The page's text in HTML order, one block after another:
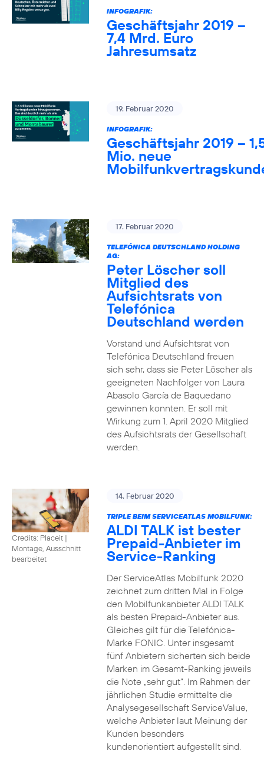
INFOGRAFIK:
Geschäftsjahr 2019 –
7,4 Mrd. Euro
Jahresumsatz
19. Februar 2020
INFOGRAFIK:
Geschäftsjahr 2019 –
Mio. neue
17. Februar 2020
TELEFÓNICA DEUTSCHLAND HOLDING
AG:
Peter Löscher soll
Mitglied des
Aufsichtsrats von
Telefónica
Deutschland werden
Vorstand und Aufsichtsrat von
Telefónica Deutschland freuen
sich sehr, dass sie Peter Löscher als
geeigneten Nachfolger von Laura
Abasolo García de Baquedano
gewinnen konnten. Er soll mit
Wirkung zum 1. April 2020 Mitglied
des Aufsichtsrats der Gesellschaft
werden.
Credits: Placeit |
Montage, Ausschnitt
bearbeitet
14. Februar 2020
TRIPLE BEIM SERVICEATLAS MOBILFUNK:
ALDI TALK ist bester
Prepaid-Anbieter im
Service-Ranking
Der ServiceAtlas Mobilfunk 2020
zeichnet zum dritten Mal in Folge
den Mobilfunkanbieter ALDI TALK
als besten Prepaid-Anbieter aus.
Gleiches gilt für die Telefónica-
Marke FONIC. Unter insgesamt
fünf Anbietern sicherten sich beide
Marken im Gesamt-Ranking jeweils
die Note „sehr gut“. Im Rahmen der
jährlichen Studie ermittelte die
Analysegesellschaft ServiceValue,
welche Anbieter laut Meinung der
Kunden besonders
kundenorientiert aufgestellt sind.